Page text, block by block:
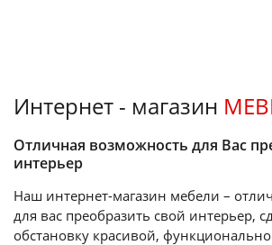
Интернет - магазин
Отличная возможность для Вас
интерьер
Наш интернет-магазин мебели –
для вас преобразить свой интерьер,
обстановку красивой,